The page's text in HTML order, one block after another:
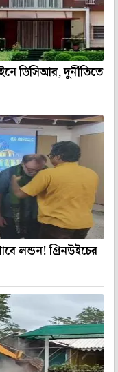
ডিসিআর, দুর্নীতিতে
লন্ডন! গ্রিনউইচের